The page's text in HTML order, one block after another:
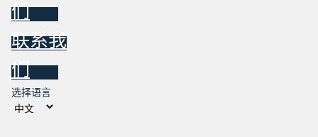
们
联系我
们
选择语言